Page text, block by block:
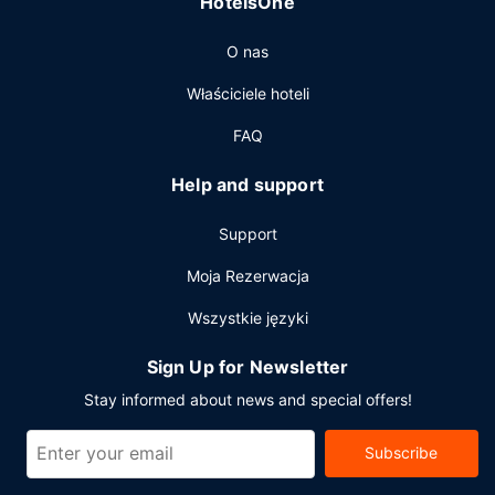
O nas
Właściciele hoteli
FAQ
Help and support
Support
Moja Rezerwacja
Wszystkie języki
Sign Up for Newsletter
Stay informed about news and special offers!
Subscribe